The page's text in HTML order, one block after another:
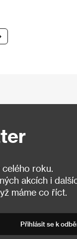
roku.
akcích i
máme co říct.
Přihlásit se k